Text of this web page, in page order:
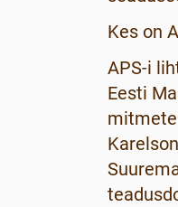
Kes on
APS-i
Eesti
mitmete